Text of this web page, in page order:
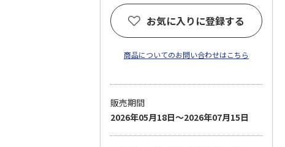
お気に入りに登録する
商品についてのお問い合わせはこちら
販売期間
2026年05月18日～2026年07月15日